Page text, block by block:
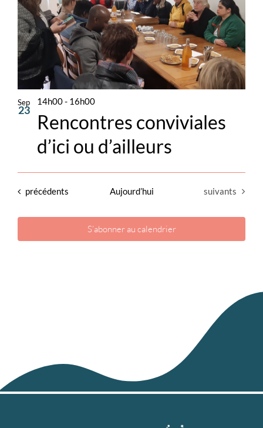
Sep
23
Rencontres conviviales
d’ici ou d’ailleurs
14h00- 16h00
Évènements
précédents Aujourd’hui Évènements
suivants
S’abonner au calendrier